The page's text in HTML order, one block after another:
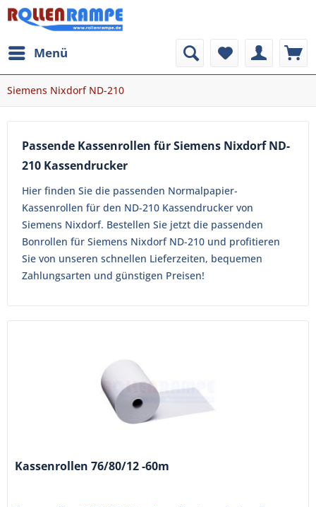
Menü
Siemens Nixdorf ND-210
Passende Kassenrollen für Siemens Nixdorf ND-
210 Kassendrucker
Hier finden Sie die passenden Normalpapier-
Kassenrollen für den ND-210 Kassendrucker von
Siemens Nixdorf. Bestellen Sie jetzt die passenden
Bonrollen für Siemens Nixdorf ND-210 und profitieren
Sie von unseren schnellen Lieferzeiten, bequemen
Zahlungsarten und günstigen Preisen!
Kassenrollen 76/80/12 -60m